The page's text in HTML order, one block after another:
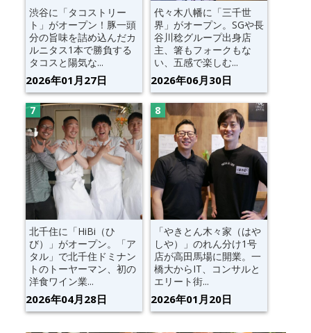
渋谷に「タコストリー
ト」がオープン！豚一頭
分の旨味を詰め込んだカ
ルニタス1本で勝負する
タコスと陽気な...
2026年01月27日
代々木八幡に「三千世
界」がオープン。SGや長
谷川稔グループ出身店
主、箸もフォークもな
い、五感で楽しむ...
2026年06月30日
北千住に「HiBi（ひ
び）」がオープン。「ア
タル」で北千住ドミナン
トのトーヤーマン、初の
洋食ワイン業...
2026年04月28日
「やきとん木々家（はや
しや）」のれん分け1号
店が高田馬場に開業。一
橋大からIT、コンサルと
エリート街...
2026年01月20日